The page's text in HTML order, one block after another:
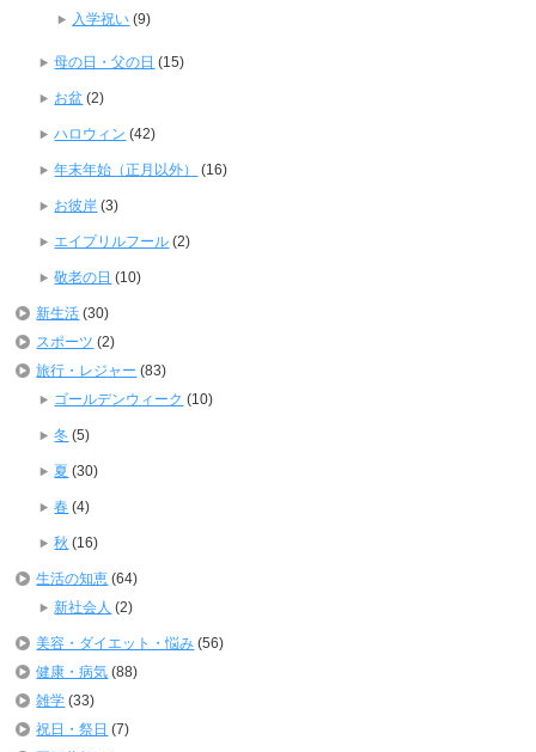
入学祝い (9)
母の日・父の日 (15)
お盆 (2)
ハロウィン (42)
年末年始（正月以外） (16)
お彼岸 (3)
エイプリルフール (2)
敬老の日 (10)
新生活 (30)
スポーツ (2)
旅行・レジャー (83)
ゴールデンウィーク (10)
冬 (5)
夏 (30)
春 (4)
秋 (16)
生活の知恵 (64)
新社会人 (2)
美容・ダイエット・悩み (56)
健康・病気 (88)
雑学 (33)
祝日・祭日 (7)